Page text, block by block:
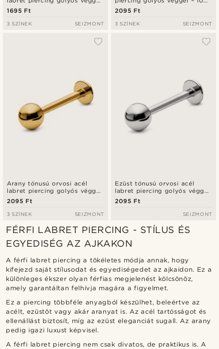
– 6 mm
1695 Ft
3 SZÍNEK SEIZMONT
mm
2095 Ft
3 SZÍNEK SEIZMONT
Arany tónusú orvosi acél
labret piercing golyós véggel
– 10 mm
2095 Ft
3 SZÍNEK SEIZMONT
Ezüst tónusú orvosi acél
labret piercing golyós véggel
– 12 mm
2095 Ft
SEIZMONT
FÉRFI LABRET PIERCING - STÍLUS ÉS
EGYEDISÉG AZ AJKAKON
A férfi labret piercing a tökéletes módja annak, hogy
kifejezd saját stílusodat és egyediségedet az ajkaidon. Ez a
különleges ékszer olyan férfias megjelenést kölcsönöz,
amely garantáltan felhívja magára a figyelmet.
Ez a piercing többféle anyagból készülhet, beleértve az
acélt, ezüstöt vagy akár aranyat is. Az acél tartósságot és
ellenállást biztosít, míg az ezüst eleganciát sugall. Az arany
pedig igazi luxust képvisel.
A férfi labret piercing nem csak divatos, de praktikus is. A